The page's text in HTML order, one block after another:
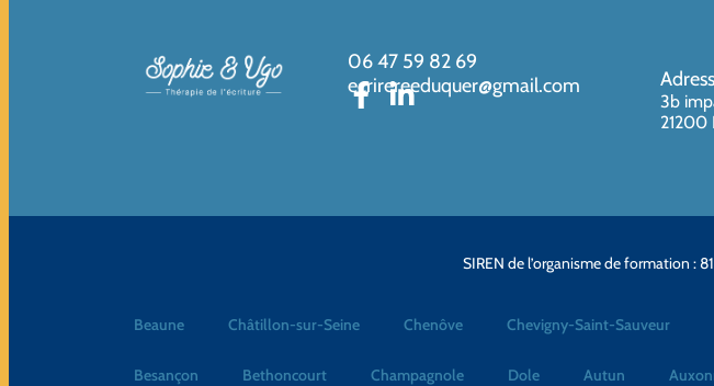
06 47 59 82 69
ecrirereeduquer@gmail.com
3b
21200
SIREN de l’organisme de formation :
Beaune Châtillon-sur-Seine Chenôve Chevigny-Saint-Sauveur
Besançon Bethoncourt Champagnole Dole Autun